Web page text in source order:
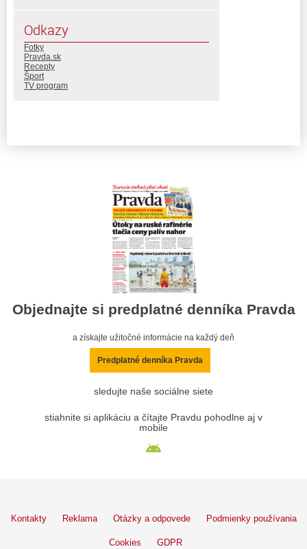
Odkazy
Fotky
Pravda.sk
Recepty
Šport
TV program
Objednajte si predplatné denníka Pravda
a získajte užitočné informácie na každý deň
Predplatné denníka Pravda
sledujte naše sociálne siete
stiahnite si aplikáciu a čítajte Pravdu pohodlne aj v
mobile
Kontakty Reklama Otázky a odpovede Podmienky používania
Cookies GDPR